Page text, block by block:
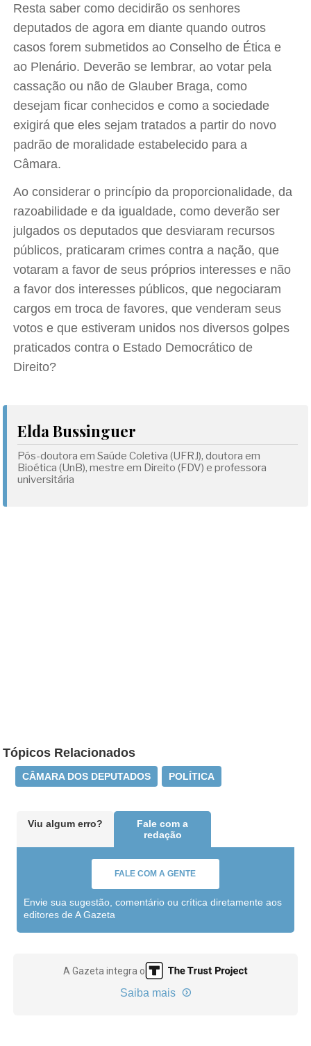
Resta saber como decidirão os senhores
deputados de agora em diante quando outros
casos forem submetidos ao Conselho de Ética e
ao Plenário. Deverão se lembrar, ao votar pela
cassação ou não de Glauber Braga, como
desejam ficar conhecidos e como a sociedade
exigirá que eles sejam tratados a partir do novo
padrão de moralidade estabelecido para a
Câmara.
Ao considerar o princípio da proporcionalidade, da
razoabilidade e da igualdade, como deverão ser
julgados os deputados que desviaram recursos
públicos, praticaram crimes contra a nação, que
votaram a favor de seus próprios interesses e não
a favor dos interesses públicos, que negociaram
cargos em troca de favores, que venderam seus
votos e que estiveram unidos nos diversos golpes
praticados contra o Estado Democrático de
Direito?
Elda Bussinguer
Pós-doutora em Saúde Coletiva (UFRJ), doutora em
Bioética (UnB), mestre em Direito (FDV) e professora
universitária
Tópicos Relacionados
CÂMARA DOS DEPUTADOS POLÍTICA
Viu algum erro?
Fale com a
redação
FALE COM A GENTE
Envie sua sugestão, comentário ou crítica diretamente aos
editores de A Gazeta
A Gazeta integra o
Saiba mais